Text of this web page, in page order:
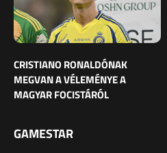
CRISTIANO RONALDÓNAK
MEGVAN A VÉLEMÉNYE A
MAGYAR FOCISTÁRÓL
GAMESTAR